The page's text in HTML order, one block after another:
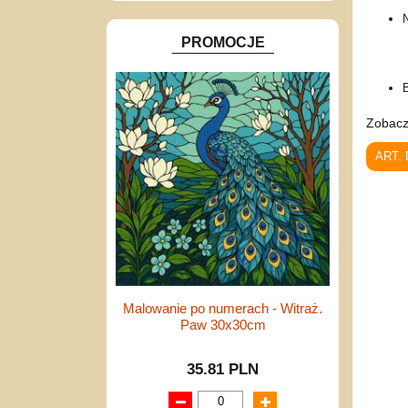
PROMOCJE
Malowanie po numerach - Witraż.
Paw 30x30cm
35.81 PLN
ART.